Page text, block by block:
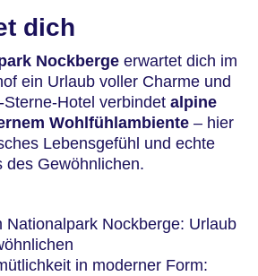
dich
Nockberge erwartet dich im
ein Urlaub voller Charme und
Hotel verbindet alpine
Wohlfühlambiente – hier
Lebensgefühl und echte
des Gewöhnlichen.
Nationalpark Nockberge: Urlaub
in moderner Form: